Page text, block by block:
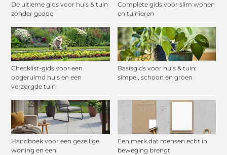
De ultieme gids voor huis & tuin
zonder gedoe
Complete gids voor slim wonen
en tuinieren
Checklist-gids voor een
opgeruimd huis en een
verzorgde tuin
Basisgids voor huis & tuin:
simpel, schoon en groen
Handboek voor een gezellige
woning en een
Een merk dat mensen echt in
beweging brengt